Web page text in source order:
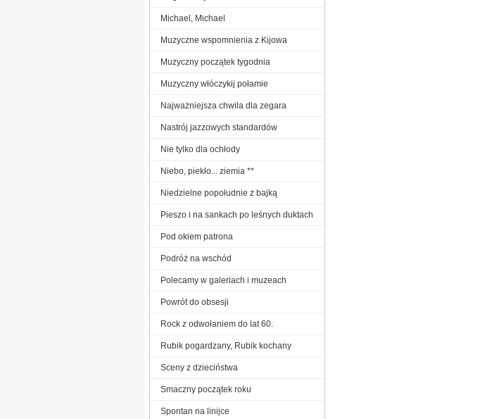
Michael, Michael
Muzyczne wspomnienia z Kijowa
Muzyczny początek tygodnia
Muzyczny włóczykij połamie
Najważniejsza chwila dla zegara
Nastrój jazzowych standardów
Nie tylko dla ochłody
Niebo, piekło... ziemia **
Niedzielne popołudnie z bajką
Pieszo i na sankach po leśnych duktach
Pod okiem patrona
Podróż na wschód
Polecamy w galeriach i muzeach
Powrót do obsesji
Rock z odwołaniem do lat 60.
Rubik pogardzany, Rubik kochany
Sceny z dzieciństwa
Smaczny początek roku
Spontan na linijce